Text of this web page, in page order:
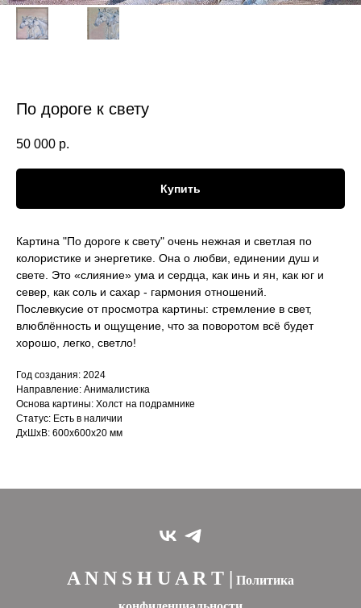
По дороге к свету
50 000 р.
Купить
Картина "По дороге к свету" очень нежная и светлая по
колористике и энергетике. Она о любви, единении душ и
свете. Это «слияние» ума и сердца, как инь и ян, как юг и
север, как соль и сахар - гармония отношений.
Послевкусие от просмотра картины: стремление в свет,
влюблённость и ощущение, что за поворотом всё будет
хорошо, легко, светло!
Год создания: 2024
Направление: Анималистика
Основа картины: Холст на подрамнике
Статус: Есть в наличии
ДxШxВ: 600x600x20 мм
A N N S H U A R T |
Политика